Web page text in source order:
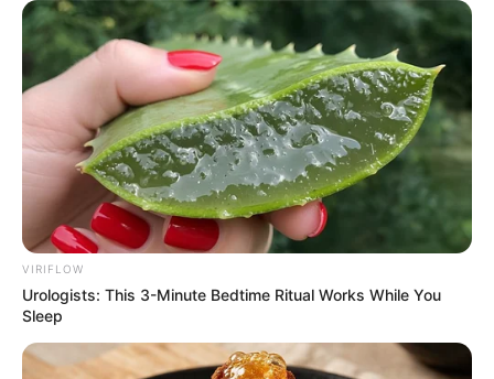
VIRIFLOW
Urologists: This 3-Minute Bedtime Ritual Works While You
Sleep